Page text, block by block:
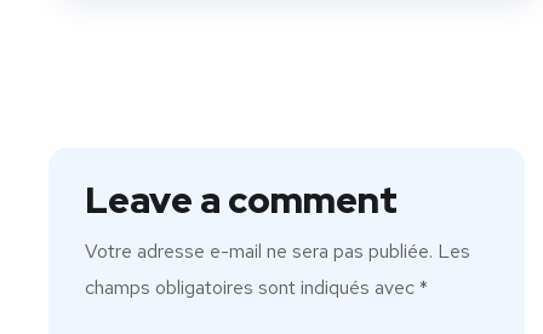
Leave a comment
Votre adresse e-mail ne sera pas publiée. Les
champs obligatoires sont indiqués avec*